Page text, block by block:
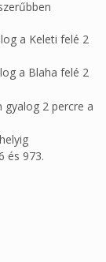
a Keleti felé 2
a Blaha felé 2
gyalog 2 percre a
és 973.